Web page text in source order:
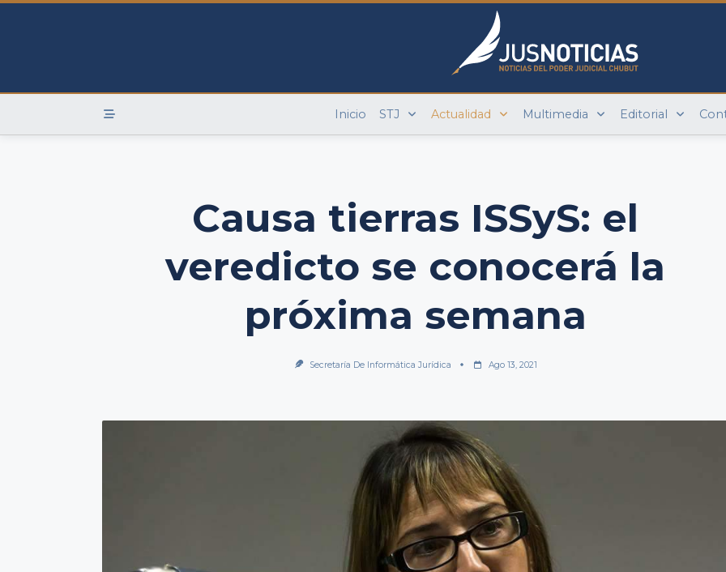
Skip
Inicio STJ Actualidad Multimedia Editorial
Causa tierras ISSyS: el
veredicto se conocerá la
próxima semana
Secretaría De Informática Jurídica Ago 13, 2021